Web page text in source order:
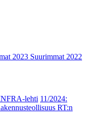
2023 Suurimmat 2022
lehti 11/2024:
RT:n